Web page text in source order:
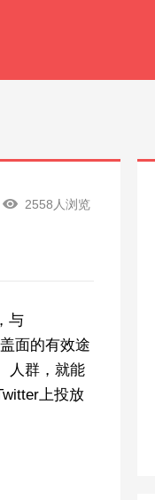
2558人浏览
与
面的有效途
人群，就能
上投放